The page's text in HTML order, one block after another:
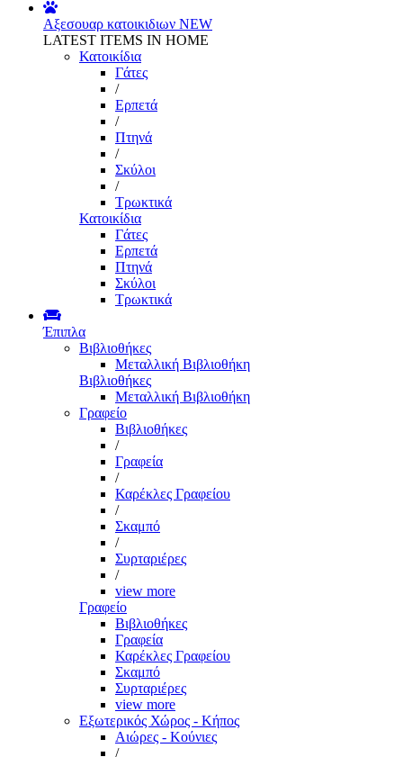
Αξεσουαρ κατοικιδιων NEW
LATEST ITEMS IN HOME
Κατοικίδια
Γάτες
/
Ερπετά
/
Πτηνά
/
Σκύλοι
/
Τρωκτικά
Κατοικίδια
Γάτες
Ερπετά
Πτηνά
Σκύλοι
Τρωκτικά
Έπιπλα
Βιβλιοθήκες
Μεταλλική Βιβλιοθήκη
Βιβλιοθήκες
Μεταλλική Βιβλιοθήκη
Γραφείο
Βιβλιοθήκες
/
Γραφεία
/
Καρέκλες Γραφείου
/
Σκαμπό
/
Συρταριέρες
/
view more
Γραφείο
Βιβλιοθήκες
Γραφεία
Καρέκλες Γραφείου
Σκαμπό
Συρταριέρες
view more
Εξωτερικός Χώρος - Κήπος
Αιώρες - Κούνιες
/